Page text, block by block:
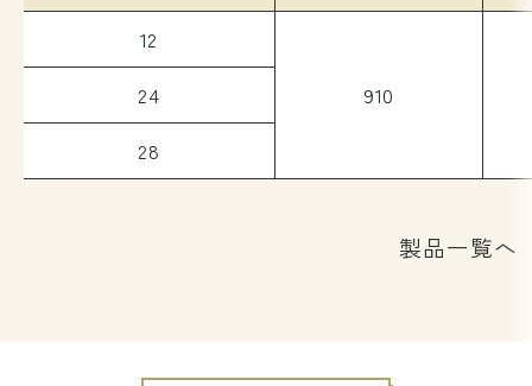
12
910
24
28
製品一覧へ